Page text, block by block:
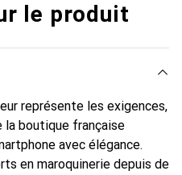
le produit
représente les exigences,
boutique française
avec élégance.
en maroquinerie depuis de